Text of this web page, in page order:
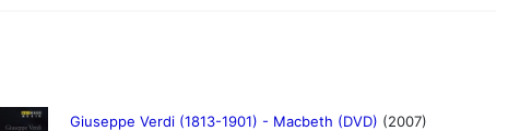
Giuseppe Verdi (1813-1901) - Macbeth (DVD) (2007)